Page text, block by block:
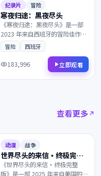
6.7
纪录片 冒险
寒夜归途：黑夜尽头
《寒夜归途：黑夜尽头》是一部
2023 年来自西班牙的冒险佳作。
一通来自陌生人的电话打破了平
静，所有线索最终指向一个无法
回避的抉择。叙事节奏张弛有
度，演员表演收放自如，影迷不
容错过。
冒险 西班牙
183,996 立即观看
查看更多
8.1
动漫 战争
世界尽头的来信·终极完整
版
《世界尽头的来信·终极完整
版》是一部 2025 年来自美国的战